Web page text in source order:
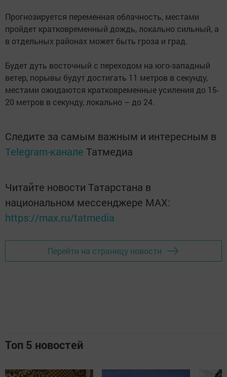
Прогнозируется переменная облачность, местами
пройдет кратковременный дождь, локально сильный, а
в отдельных районах может быть гроза и град.
Будет дуть восточный с переходом на юго-западный
ветер, порывы будут достигать 11 метров в секунду,
местами ожидаются кратковременные усиления до 15-
20 метров в секунду, локально – до 24.
Следите за самым важным и интересным в
Telegram-канале Татмедиа
Читайте новости Татарстана в
национальном мессенджере MАХ:
https://max.ru/tatmedia
Перейти на страницу новости
Топ 5 новостей